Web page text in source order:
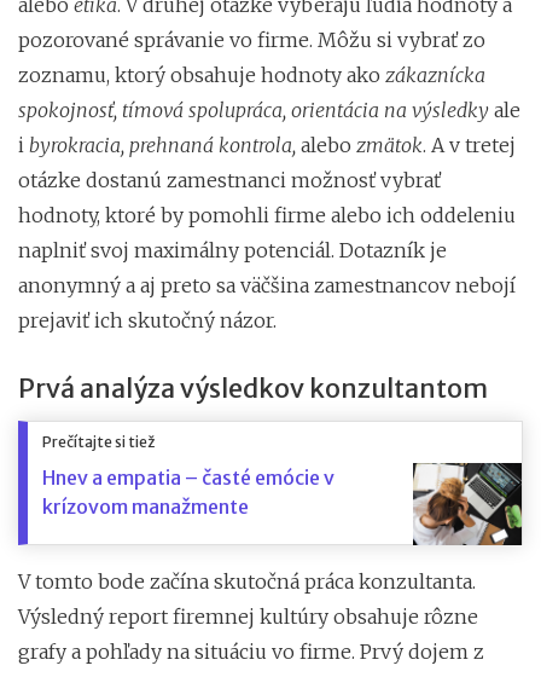
alebo etika. V druhej otázke vyberajú ľudia hodnoty a
pozorované správanie vo firme. Môžu si vybrať zo
zoznamu, ktorý obsahuje hodnoty ako zákaznícka
spokojnosť, tímová spolupráca, orientácia na výsledky ale
i byrokracia, prehnaná kontrola, alebo zmätok. A v tretej
otázke dostanú zamestnanci možnosť vybrať
hodnoty, ktoré by pomohli firme alebo ich oddeleniu
naplniť svoj maximálny potenciál. Dotazník je
anonymný a aj preto sa väčšina zamestnancov nebojí
prejaviť ich skutočný názor.
Prvá analýza výsledkov konzultantom
Prečítajte si tiež
Hnev a empatia – časté emócie v
krízovom manažmente
V tomto bode začína skutočná práca konzultanta.
Výsledný report firemnej kultúry obsahuje rôzne
grafy a pohľady na situáciu vo firme. Prvý dojem z